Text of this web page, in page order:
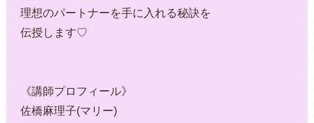
理想のパートナーを手に入れる秘訣を
伝授します♡
《講師プロフィール》
佐橋麻理子(マリー)